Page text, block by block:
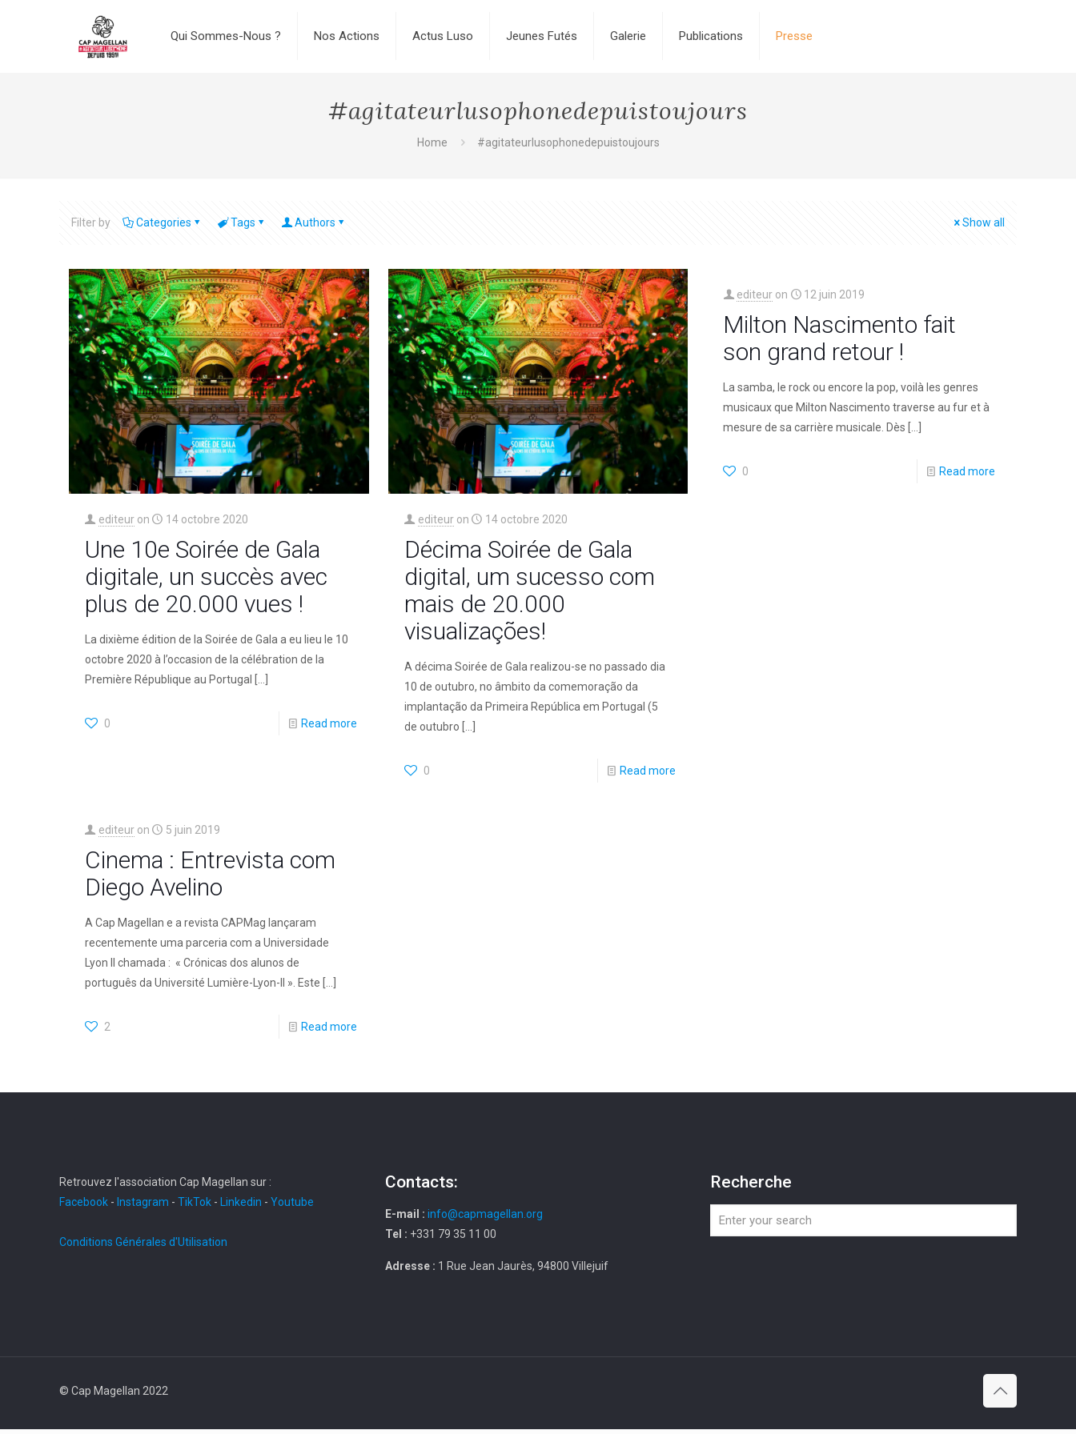
Qui Sommes-Nous ? Nos Actions Actus Luso Jeunes Futés Galerie Publications Presse
#agitateurlusophonedepuistoujours
Home #agitateurlusophonedepuistoujours
Filter by Categories Tags Authors Show all
editeur on 14 octobre 2020
Une 10e Soirée de Gala
digitale, un succès avec
plus de 20.000 vues !
La dixième édition de la Soirée de Gala a eu lieu le 10
octobre 2020 à l’occasion de la célébration de la
Première République au Portugal
0 Read more
editeur on 14 octobre 2020
Décima Soirée de Gala
digital, um sucesso com
mais de 20.000
visualizações!
A décima Soirée de Gala realizou-se no passado dia
10 de outubro, no âmbito da comemoração da
implantação da Primeira República em Portugal (5
de outubro
0 Read more
editeur on 12 juin 2019
Milton Nascimento fait
son grand retour !
La samba, le rock ou encore la pop, voilà les genres
musicaux que Milton Nascimento traverse au fur et à
mesure de sa carrière musicale. Dès
0 Read more
editeur on 5 juin 2019
Cinema : Entrevista com
Diego Avelino
A Cap Magellan e a revista CAPMag lançaram
recentemente uma parceria com a Universidade
Lyon II chamada : « Crónicas dos alunos de
português da Université Lumière-Lyon-II ». Este
2 Read more
Retrouvez l'association Cap Magellan sur :
Facebook - Instagram - TikTok - Linkedin - Youtube
Conditions Générales d'Utilisation
Contacts:
E-mail : info@capmagellan.org
Tel : +331 79 35 11 00
Adresse : 1 Rue Jean Jaurès, 94800 Villejuif
Recherche
© Cap Magellan 2022